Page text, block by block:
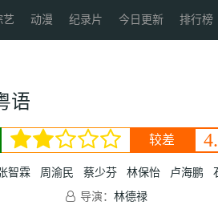
艺 动漫 纪录片 今日更新 排行榜
语
较差
智霖 周渝民 蔡少芬 林保怡 卢海鹏
导演： 林德禄